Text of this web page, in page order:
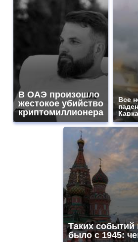
В ОАЭ произошло
жестокое убийство
криптомиллионера
Все
Таких событий
было с 1945: